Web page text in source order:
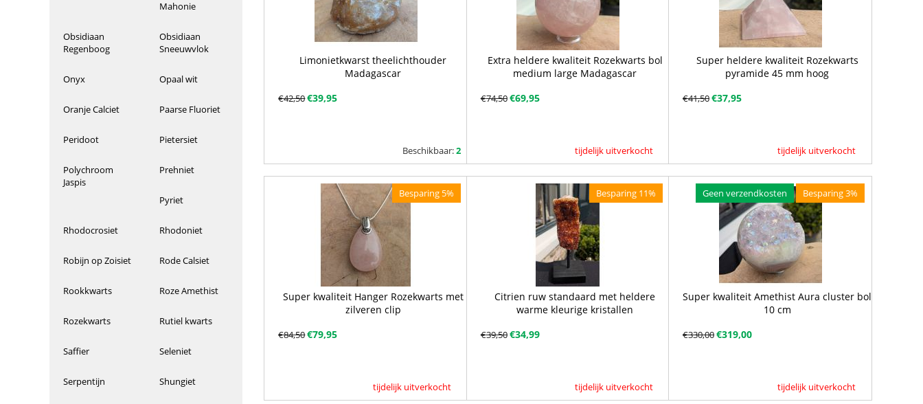
Mahonie
Obsidiaan
Regenboog
Obsidiaan
Sneeuwvlok
Onyx Opaal wit
Oranje Calciet Paarse Fluoriet
Peridoot Pietersiet
Polychroom
Jaspis
Prehniet
Pyriet
Rhodocrosiet Rhodoniet
Robijn op Zoisiet Rode Calsiet
Rookkwarts Roze Amethist
Rozekwarts Rutiel kwarts
Saffier Seleniet
Serpentijn Shungiet
Limonietkwarst theelichthouder
Madagascar
€42,50€39,95
Beschikbaar:2
Extra heldere kwaliteit Rozekwarts bol
medium large Madagascar
tijdelijk uitverkocht
€74,50€69,95
Super heldere kwaliteit Rozekwarts
pyramide 45 mm hoog
tijdelijk uitverkocht
€41,50€37,95
Besparing 5%
Super kwaliteit Hanger Rozekwarts met
zilveren clip
tijdelijk uitverkocht
€84,50€79,95
Besparing 11%
Citrien ruw standaard met heldere
warme kleurige kristallen
tijdelijk uitverkocht
€39,50€34,99
Geen verzendkosten Besparing 3%
Super kwaliteit Amethist Aura cluster bol
10 cm
tijdelijk uitverkocht
€330,00€319,00